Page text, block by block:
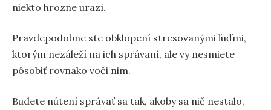
niekto hrozne urazí.
Pravdepodobne ste obklopení stresovanými ľuďmi,
ktorým nezáleží na ich správaní, ale vy nesmiete
pôsobiť rovnako voči nim.
Budete nútení správať sa tak, akoby sa nič nestalo,